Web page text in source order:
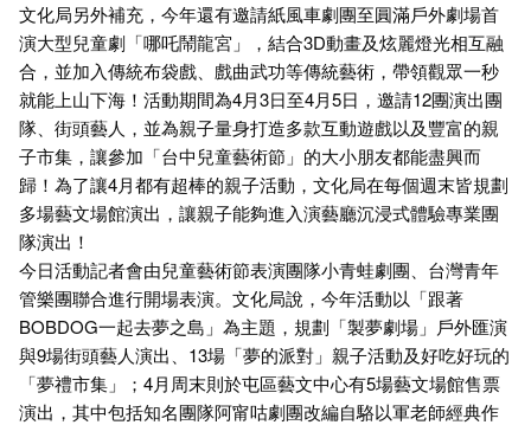
文化局另外補充，今年還有邀請紙風車劇團至圓滿戶外劇場首
演大型兒童劇「哪吒鬧龍宮」，結合3D動畫及炫麗燈光相互融
合，並加入傳統布袋戲、戲曲武功等傳統藝術，帶領觀眾一秒
就能上山下海！活動期間為4月3日至4月5日，邀請12團演出團
隊、街頭藝人，並為親子量身打造多款互動遊戲以及豐富的親
子市集，讓參加「台中兒童藝術節」的大小朋友都能盡興而
歸！為了讓4月都有超棒的親子活動，文化局在每個週末皆規劃
多場藝文場館演出，讓親子能夠進入演藝廳沉浸式體驗專業團
隊演出！
今日活動記者會由兒童藝術節表演團隊小青蛙劇團、台灣青年
管樂團聯合進行開場表演。文化局說，今年活動以「跟著
BOBDOG一起去夢之島」為主題，規劃「製夢劇場」戶外匯演
與9場街頭藝人演出、13場「夢的派對」親子活動及好吃好玩的
「夢禮市集」；4月周末則於屯區藝文中心有5場藝文場館售票
演出，其中包括知名團隊阿甯咕劇團改編自駱以軍老師經典作